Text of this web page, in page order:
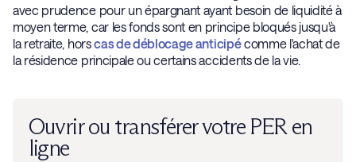
avec prudence pour un épargnant ayant besoin de liquidité à
moyen terme, car les fonds sont en principe bloqués jusqu'à
la retraite, horscas de déblocage anticipécomme l'achat de
la résidence principale ou certains accidents de la vie.
Ouvrir ou transférer votre PER en
ligne